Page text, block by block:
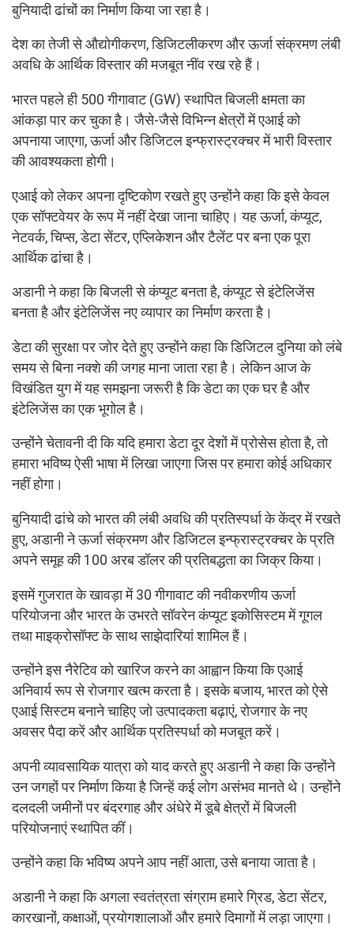
बुनियादी ढांचों का निर्माण किया जा रहा है।
देश का तेजी से औद्योगीकरण, डिजिटलीकरण और ऊर्जा संक्रमण लंबी
अवधि के आर्थिक विस्तार की मजबूत नींव रख रहे हैं।
भारत पहले ही 500 गीगावाट (GW) स्थापित बिजली क्षमता का
आंकड़ा पार कर चुका है। जैसे-जैसे विभिन्न क्षेत्रों में एआई को
अपनाया जाएगा, ऊर्जा और डिजिटल इन्फ्रास्ट्रक्चर में भारी विस्तार
की आवश्यकता होगी।
एआई को लेकर अपना दृष्टिकोण रखते हुए उन्होंने कहा कि इसे केवल
एक सॉफ्टवेयर के रूप में नहीं देखा जाना चाहिए। यह ऊर्जा, कंप्यूट,
नेटवर्क, चिप्स, डेटा सेंटर, एप्लिकेशन और टैलेंट पर बना एक पूरा
आर्थिक ढांचा है।
अडानी ने कहा कि बिजली से कंप्यूट बनता है, कंप्यूट से इंटेलिजेंस
बनता है और इंटेलिजेंस नए व्यापार का निर्माण करता है।
डेटा की सुरक्षा पर जोर देते हुए उन्होंने कहा कि डिजिटल दुनिया को लंबे
समय से बिना नक्शे की जगह माना जाता रहा है। लेकिन आज के
विखंडित युग में यह समझना जरूरी है कि डेटा का एक घर है और
इंटेलिजेंस का एक भूगोल है।
उन्होंने चेतावनी दी कि यदि हमारा डेटा दूर देशों में प्रोसेस होता है, तो
हमारा भविष्य ऐसी भाषा में लिखा जाएगा जिस पर हमारा कोई अधिकार
नहीं होगा।
बुनियादी ढांचे को भारत की लंबी अवधि की प्रतिस्पर्धा के केंद्र में रखते
हुए, अडानी ने ऊर्जा संक्रमण और डिजिटल इन्फ्रास्ट्रक्चर के प्रति
अपने समूह की 100 अरब डॉलर की प्रतिबद्धता का जिक्र किया।
इसमें गुजरात के खावड़ा में 30 गीगावाट की नवीकरणीय ऊर्जा
परियोजना और भारत के उभरते सॉवरेन कंप्यूट इकोसिस्टम में गूगल
तथा माइक्रोसॉफ्ट के साथ साझेदारियां शामिल हैं।
उन्होंने इस नैरेटिव को खारिज करने का आह्वान किया कि एआई
अनिवार्य रूप से रोजगार खत्म करता है। इसके बजाय, भारत को ऐसे
एआई सिस्टम बनाने चाहिए जो उत्पादकता बढ़ाएं, रोजगार के नए
अवसर पैदा करें और आर्थिक प्रतिस्पर्धा को मजबूत करें।
अपनी व्यावसायिक यात्रा को याद करते हुए अडानी ने कहा कि उन्होंने
उन जगहों पर निर्माण किया है जिन्हें कई लोग असंभव मानते थे। उन्होंने
दलदली जमीनों पर बंदरगाह और अंधेरे में डूबे क्षेत्रों में बिजली
परियोजनाएं स्थापित कीं।
उन्होंने कहा कि भविष्य अपने आप नहीं आता, उसे बनाया जाता है।
अडानी ने कहा कि अगला स्वतंत्रता संग्राम हमारे ग्रिड, डेटा सेंटर,
कारखानों, कक्षाओं, प्रयोगशालाओं और हमारे दिमागों में लड़ा जाएगा।